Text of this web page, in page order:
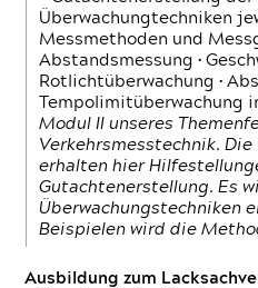
Überwachungtechniken
Messmethoden und
Abstandsmessung •
Rotlichtüberwachung •
Tempolimitüberwachung
Modul II unseres
Verkehrsmesstechnik. Die
erhalten hier
Gutachtenerstellung. Es
Überwachungstechniken
Beispielen wird die
Ausbildung zum